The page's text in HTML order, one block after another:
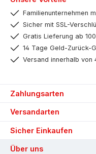
Familienunternehmen
Sicher mit SSL-
Gratis Lieferung ab
14 Tage Geld-Zurück-
Versand innerhalb von
Zahlungsarten
Versandarten
Sicher Einkaufen
Über uns